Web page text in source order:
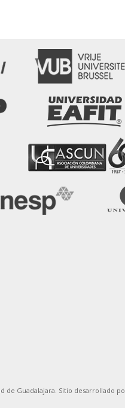
de Guadalajara. Sitio desarrollado